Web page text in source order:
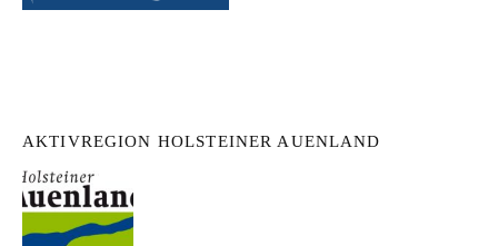
AKTIVREGION HOLSTEINER AUENLAND